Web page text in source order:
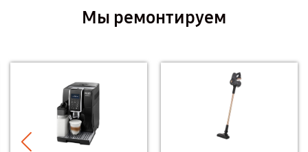
Мы ремонтируем